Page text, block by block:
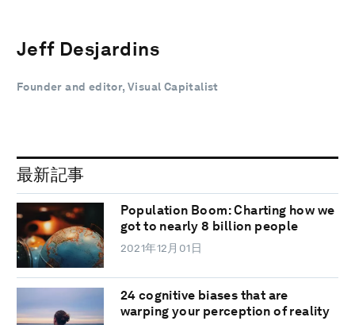
Jeff Desjardins
Founder and editor, Visual Capitalist
最新記事
Population Boom: Charting how we
got to nearly 8 billion people
2021年12月01日
24 cognitive biases that are
warping your perception of reality